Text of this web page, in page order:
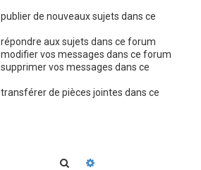
publier de nouveaux sujets dans ce
répondre aux sujets dans ce forum
modifier vos messages dans ce forum
supprimer vos messages dans ce
transférer de pièces jointes dans ce
Rechercher